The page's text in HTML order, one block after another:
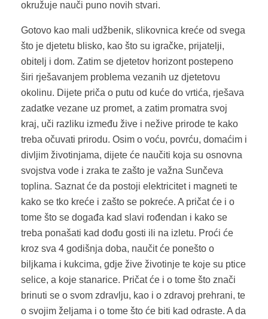
okružuje nauči puno novih stvari.
Gotovo kao mali udžbenik, slikovnica kreće od svega
što je djetetu blisko, kao što su igračke, prijatelji,
obitelj i dom. Zatim se djetetov horizont postepeno
širi rješavanjem problema vezanih uz djetetovu
okolinu. Dijete priča o putu od kuće do vrtića, rješava
zadatke vezane uz promet, a zatim promatra svoj
kraj, uči razliku između žive i nežive prirode te kako
treba očuvati prirodu. Osim o voću, povrću, domaćim i
divljim životinjama, dijete će naučiti koja su osnovna
svojstva vode i zraka te zašto je važna Sunčeva
toplina. Saznat će da postoji elektricitet i magneti te
kako se tko kreće i zašto se pokreće. A pričat će i o
tome što se događa kad slavi rođendan i kako se
treba ponašati kad dođu gosti ili na izletu. Proći će
kroz sva 4 godišnja doba, naučit će ponešto o
biljkama i kukcima, gdje žive životinje te koje su ptice
selice, a koje stanarice. Pričat će i o tome što znači
brinuti se o svom zdravlju, kao i o zdravoj prehrani, te
o svojim željama i o tome što će biti kad odraste. A da